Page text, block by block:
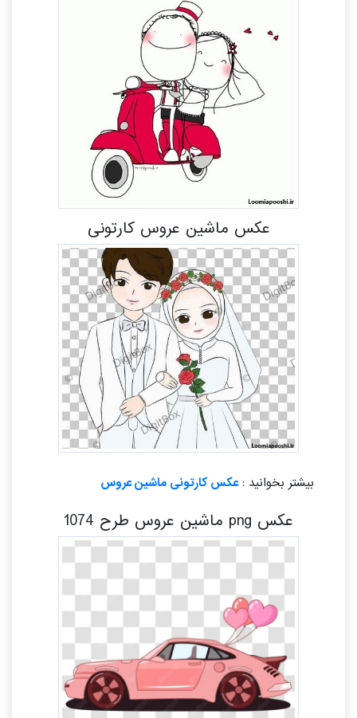
عکس ماشین عروس کارتونی
بیشتر بخوانید :عکس کارتونی ماشین عروس
عکس png ماشین عروس طرح 1074